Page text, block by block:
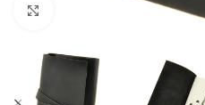
Клацніть, щоб збільшити